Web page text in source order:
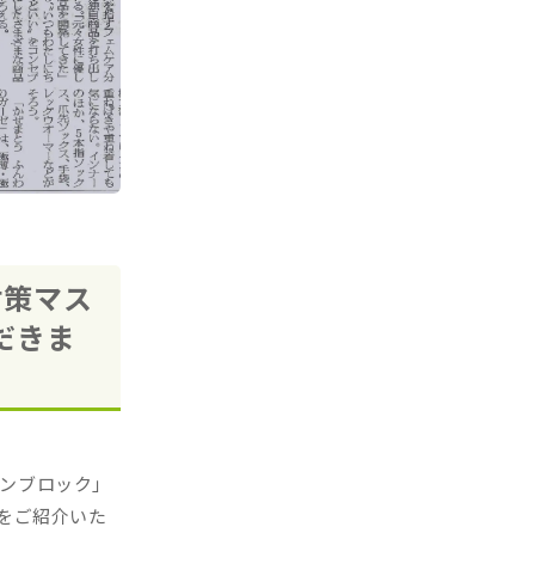
マス
きま
ロック」
ご紹介いた